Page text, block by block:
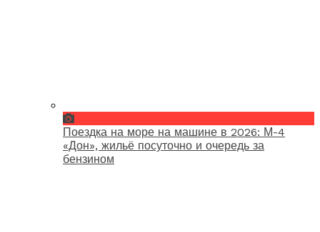
Поездка на море на машине в 2026: М-4
«Дон», жильё посуточно и очередь за
бензином